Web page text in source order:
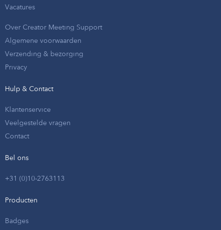
Vacatures
Over Creator Meeting Support
Algemene voorwaarden
Verzending & bezorging
Privacy
Hulp & Contact
Klantenservice
Veelgestelde vragen
Contact
Bel ons
+31 (0)10-2763113
Producten
Badges